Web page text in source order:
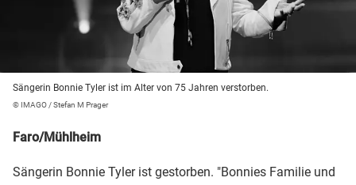
Sängerin Bonnie Tyler ist im Alter von 75 Jahren verstorben.
© IMAGO / Stefan M Prager
Faro/Mühlheim
Sängerin Bonnie Tyler ist gestorben. "Bonnies Familie und